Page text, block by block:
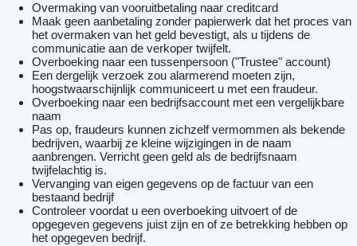
Gewichten
Max. trekgewicht: 44.000 kg
Interieur
Aantal zitplaatsen: 2
Aantal bedden: 1
Staat
Algemene staat: zeer goed
Technische staat: zeer goed
Optische staat: zeer goed
Aantal sleutels: 1 (1 handzender)
Overmaking van vooruitbetaling naar creditcard
Maak geen aanbetaling zonder papierwerk dat het proces van
het overmaken van het geld bevestigt, als u tijdens de
communicatie aan de verkoper twijfelt.
Overboeking naar een tussenpersoon ("Trustee" account)
Een dergelijk verzoek zou alarmerend moeten zijn,
hoogstwaarschijnlijk communiceert u met een fraudeur.
Overboeking naar een bedrijfsaccount met een vergelijkbare
naam
Pas op, fraudeurs kunnen zichzelf vermommen als bekende
bedrijven, waarbij ze kleine wijzigingen in de naam
aanbrengen. Verricht geen geld als de bedrijfsnaam
twijfelachtig is.
Vervanging van eigen gegevens op de factuur van een
bestaand bedrijf
Controleer voordat u een overboeking uitvoert of de
opgegeven gegevens juist zijn en of ze betrekking hebben op
het opgegeven bedrijf.